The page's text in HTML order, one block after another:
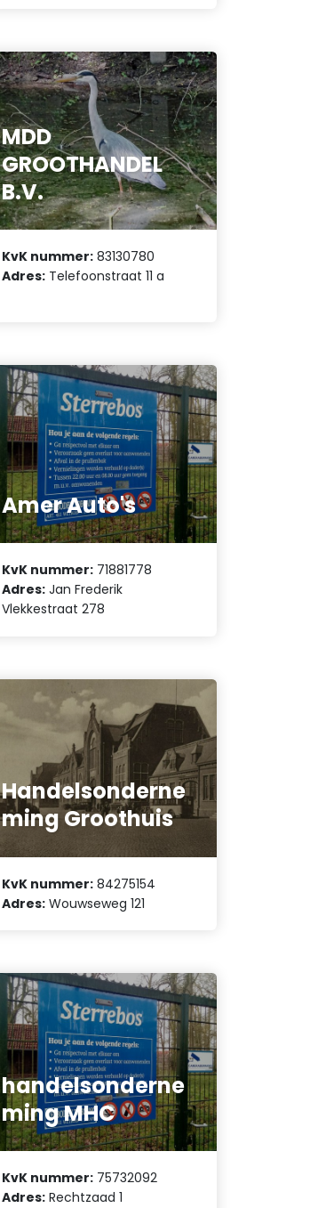
MDD
GROOTHANDEL
B.V.
KvK nummer: 83130780
Adres: Telefoonstraat 11 a
Amer Auto's
KvK nummer: 71881778
Adres: Jan Frederik
Vlekkestraat 278
Handelsonderne
ming Groothuis
KvK nummer: 84275154
Adres: Wouwseweg 121
handelsonderne
ming MHC
KvK nummer: 75732092
Adres: Rechtzaad 1